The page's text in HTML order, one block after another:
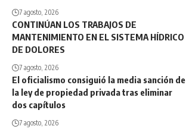
7 agosto, 2026
CONTINÚAN LOS TRABAJOS DE
MANTENIMIENTO EN EL SISTEMA HÍDRICO
DE DOLORES
7 agosto, 2026
El oficialismo consiguió la media sanción de
la ley de propiedad privada tras eliminar
dos capítulos
7 agosto, 2026